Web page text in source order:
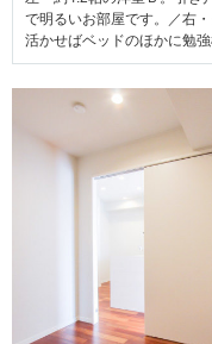
で明るいお部屋です。／右
活かせばベッドのほかに勉強